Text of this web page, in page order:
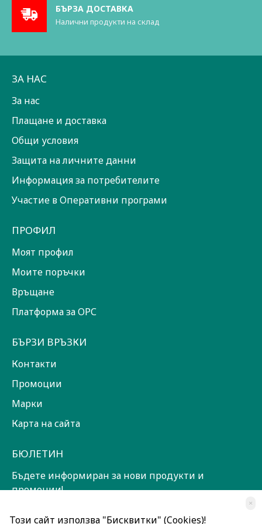
БЪРЗА ДОСТАВКА
Налични продукти на склад
ЗА НАС
За нас
Плащане и доставка
Общи условия
Защита на личните данни
Информация за потребителите
Участие в Оперативни програми
ПРОФИЛ
Моят профил
Моите поръчки
Връщане
Платформа за ОРС
БЪРЗИ ВРЪЗКИ
Контакти
Промоции
Марки
Карта на сайта
БЮЛЕТИН
Бъдете информиран за нови продукти и
промоции!
×
Този сайт използва "Бисквитки" (Cookies)!